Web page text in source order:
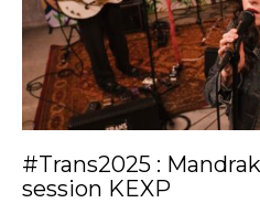
#Trans2025 :
session KEXP